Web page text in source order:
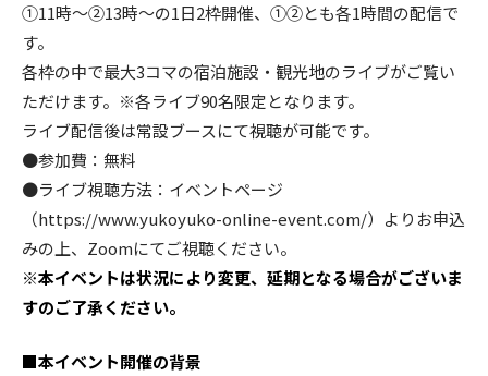
①11時～②13時～の1日2枠開催、①②とも各1時間の配信で
す。
各枠の中で最大3コマの宿泊施設・観光地のライブがご覧い
ただけます。※各ライブ90名限定となります。
ライブ配信後は常設ブースにて視聴が可能です。
●参加費：無料
●ライブ視聴方法：イベントページ
（https://www.yukoyuko-online-event.com/）よりお申込
みの上、Zoomにてご視聴ください。
※本イベントは状況により変更、延期となる場合がございま
すのご了承ください。
■本イベント開催の背景